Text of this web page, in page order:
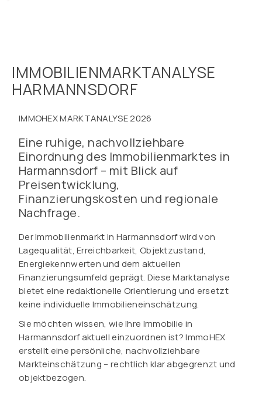
IMMOBILIENMARKTANALYSE
HARMANNSDORF
IMMOHEX MARKTANALYSE 2026
Eine ruhige, nachvollziehbare
Einordnung des Immobilienmarktes in
Harmannsdorf – mit Blick auf
Preisentwicklung,
Finanzierungskosten und regionale
Nachfrage.
Der Immobilienmarkt in Harmannsdorf wird von
Lagequalität, Erreichbarkeit, Objektzustand,
Energiekennwerten und dem aktuellen
Finanzierungsumfeld geprägt. Diese Marktanalyse
bietet eine redaktionelle Orientierung und ersetzt
keine individuelle Immobilieneinschätzung.
Sie möchten wissen, wie Ihre Immobilie in
Harmannsdorf aktuell einzuordnen ist? ImmoHEX
erstellt eine persönliche, nachvollziehbare
Markteinschätzung – rechtlich klar abgegrenzt und
objektbezogen.